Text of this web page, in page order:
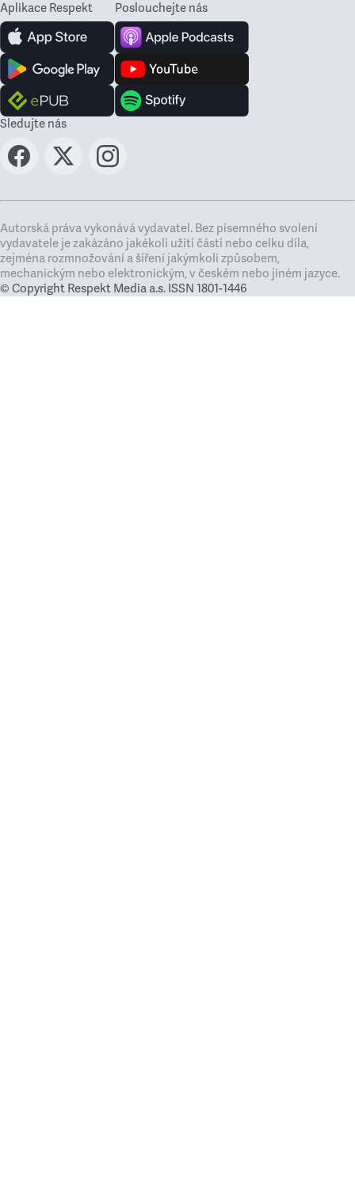
Aplikace Respekt Poslouchejte nás
Sledujte nás
Autorská práva vykonává vydavatel. Bez písemného svolení
vydavatele je zakázáno jakékoli užití částí nebo celku díla,
zejména rozmnožování a šíření jakýmkoli způsobem,
mechanickým nebo elektronickým, v českém nebo jiném jazyce.
© Copyright Respekt Media a.s. ISSN 1801-1446